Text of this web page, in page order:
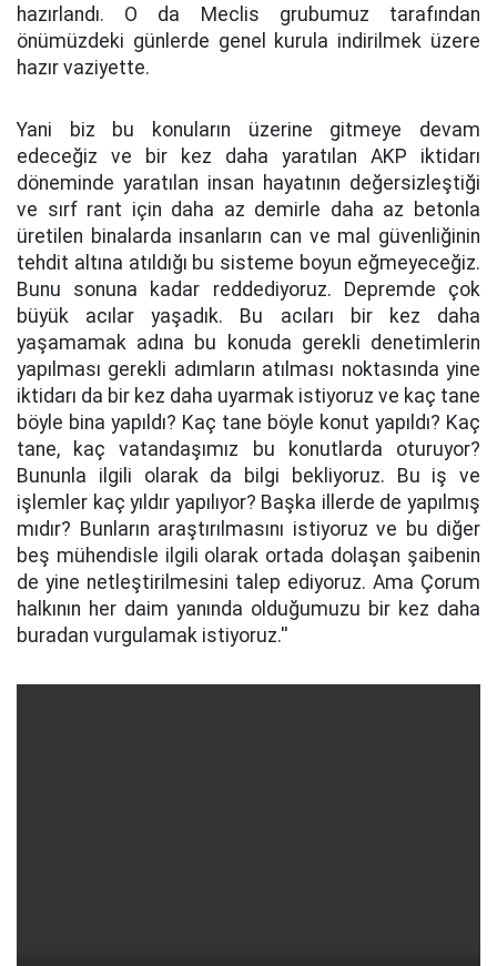
hazırlandı. O da Meclis grubumuz tarafından
önümüzdeki günlerde genel kurula indirilmek üzere
hazır vaziyette.
Yani biz bu konuların üzerine gitmeye devam
edeceğiz ve bir kez daha yaratılan AKP iktidarı
döneminde yaratılan insan hayatının değersizleştiği
ve sırf rant için daha az demirle daha az betonla
üretilen binalarda insanların can ve mal güvenliğinin
tehdit altına atıldığı bu sisteme boyun eğmeyeceğiz.
Bunu sonuna kadar reddediyoruz. Depremde çok
büyük acılar yaşadık. Bu acıları bir kez daha
yaşamamak adına bu konuda gerekli denetimlerin
yapılması gerekli adımların atılması noktasında yine
iktidarı da bir kez daha uyarmak istiyoruz ve kaç tane
böyle bina yapıldı? Kaç tane böyle konut yapıldı? Kaç
tane, kaç vatandaşımız bu konutlarda oturuyor?
Bununla ilgili olarak da bilgi bekliyoruz. Bu iş ve
işlemler kaç yıldır yapılıyor? Başka illerde de yapılmış
mıdır? Bunların araştırılmasını istiyoruz ve bu diğer
beş mühendisle ilgili olarak ortada dolaşan şaibenin
de yine netleştirilmesini talep ediyoruz. Ama Çorum
halkının her daim yanında olduğumuzu bir kez daha
buradan vurgulamak istiyoruz.''